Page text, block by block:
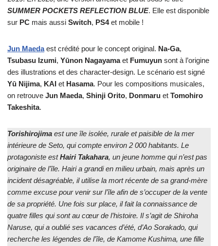
SUMMER POCKETS REFLECTION BLUE. Elle est disponible
sur PC mais aussi Switch, PS4et mobile !
Jun Maedaest crédité pour le concept original. Na-Ga,
Tsubasu Izumi, Yūnon Nagayamaet Fumuyun sont à l’origine
des illustrations et des character-design. Le scénario est signé
Yū Nijima, KAI et Hasama. Pour les compositions musicales,
on retrouve Jun Maeda, Shinji Orito, Donmaru et Tomohiro
Takeshita.
Torishirojima est une île isolée, rurale et paisible de la mer
intérieure de Seto, qui compte environ 2 000 habitants. Le
protagoniste estHairi Takahara, un jeune homme qui n’est pas
originaire de l’île. Hairi a grandi en milieu urbain, mais après un
incident désagréable, il utilise la mort récente de sa grand-mère
comme excuse pour venir sur l’île afin de s’occuper de la vente
de sa propriété. Une fois sur place, il fait la connaissance de
quatre filles qui sont au cœur de l’histoire. Il s’agit de Shiroha
Naruse, qui a oublié ses vacances d’été, d’Ao Sorakado, qui
recherche les légendes de l’île, de Kamome Kushima, une fille